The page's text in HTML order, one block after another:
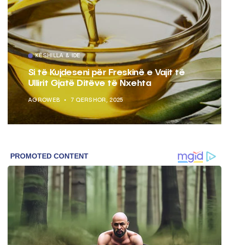
KËSHILLA & IDE
Si të Kujdeseni për Freskinë e Vajit të
Ullirit Gjatë Ditëve të Nxehta
AGROWEB 7 QERSHOR, 2025